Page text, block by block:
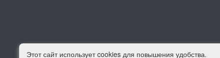
Этот сайт использует cookies для повышения удобства.